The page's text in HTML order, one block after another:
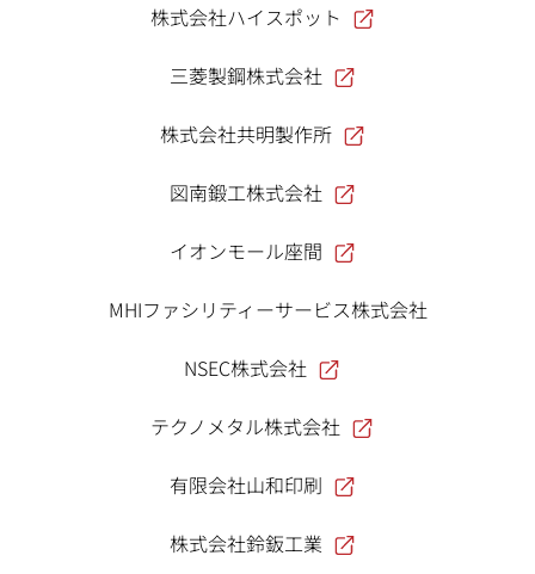
株式会社ハイスポット
三菱製鋼株式会社
株式会社共明製作所
図南鍛工株式会社
イオンモール座間
MHIファシリティーサービス株式会社
NSEC株式会社
テクノメタル株式会社
有限会社山和印刷
株式会社鈴鈑工業